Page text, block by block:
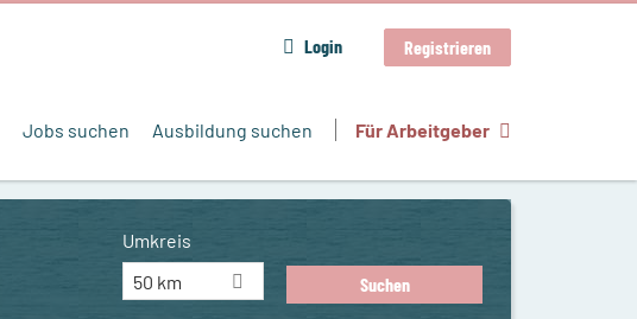
Login Registrieren
Jobs suchen Ausbildung suchen Für Arbeitgeber
Umkreis
50 km